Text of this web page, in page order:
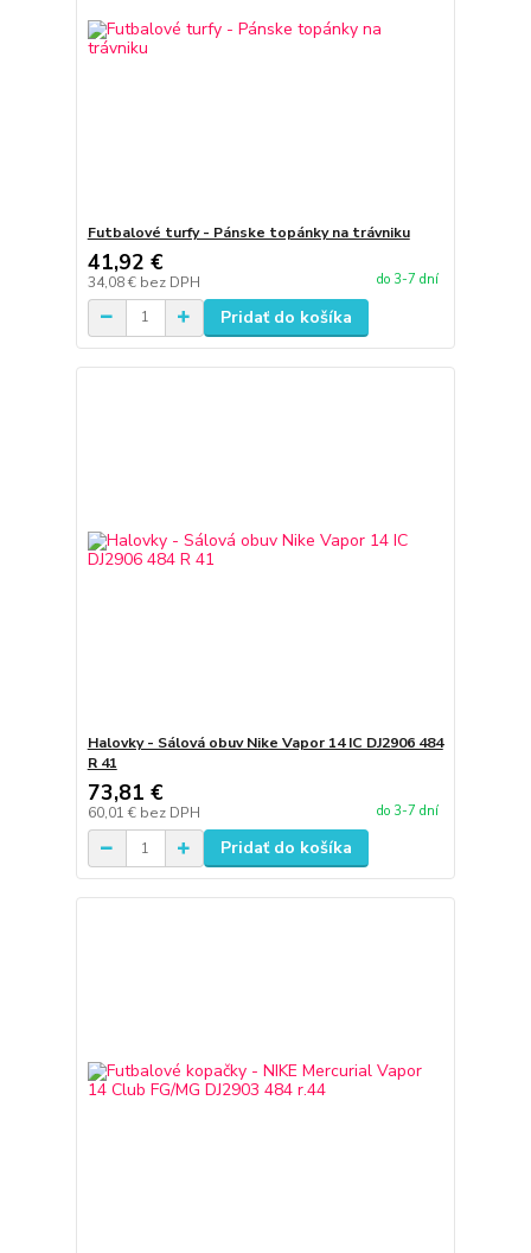
Futbalové turfy - Pánske topánky na trávniku
41,92 €
34,08 € bez DPH do 3-7 dní
Pridať do košíka
Halovky - Sálová obuv Nike Vapor 14 IC DJ2906 484
R 41
73,81 €
60,01 € bez DPH do 3-7 dní
Pridať do košíka